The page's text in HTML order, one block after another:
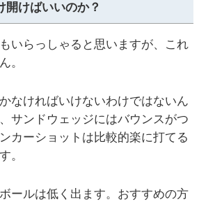
開けばいいのか？
いらっしゃると思いますが、これ
。
なければいけないわけではないん
サンドウェッジにはバウンスがつ
カーショットは比較的楽に打てる
。
ールは低く出ます。おすすめの方